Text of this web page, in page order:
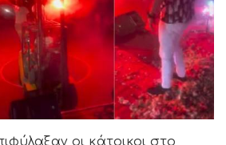
οι κάτοικοι στο